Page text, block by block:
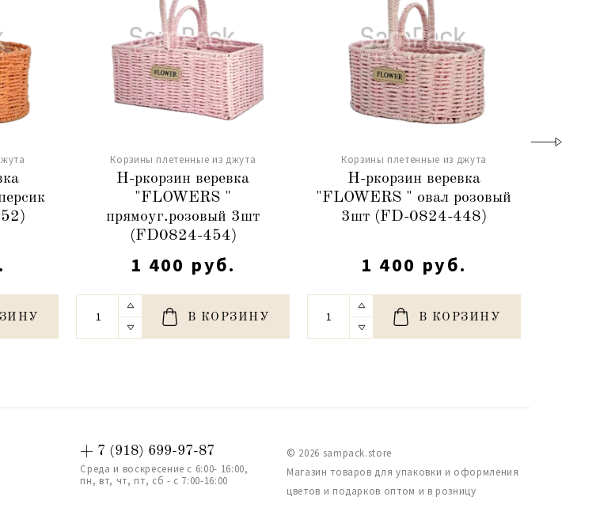
Корзины плетенные из джута
Н-ркорзин веревка
"FLOWERS "
прямоуг.розовый 3шт
(FD0824-454)
1 400 руб.
В КОРЗИНУ
Корзины плетенные из джута
Н-ркорзин веревка
"FLOWERS " овал розовый
3шт (FD-0824-448)
1 400 руб.
В КОРЗИНУ
+ 7 (918) 699-97-87
Среда и воскресение с 6:00- 16:00,
пн, вт, чт, пт, сб - с 7:00-16:00
© 2026 sampack.store
Магазин товаров для упаковки и оформления
цветов и подарков оптом и в розницу